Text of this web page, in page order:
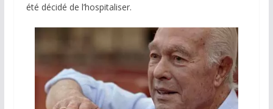
été décidé de l’hospitaliser.